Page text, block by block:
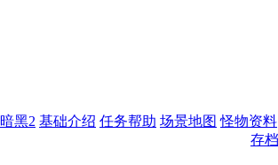
暗黑2 基础介绍 任务帮助 场景地图 怪物资料
存档